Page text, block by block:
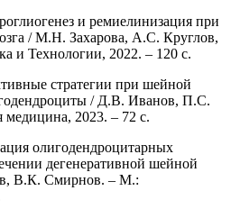
и ремиелинизация при
/ М.Н. Захарова, А.С. Круглов,
и Технологии, 2022. – 120 с.
стратегии при шейной
/ Д.В. Иванов, П.С.
2023. – 72 с.
олигодендроцитарных
дегенеративной шейной
В.К. Смирнов. – М.: